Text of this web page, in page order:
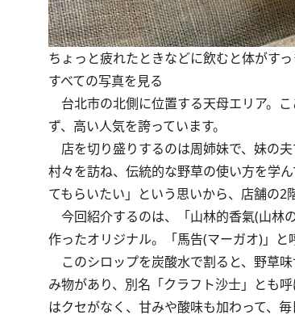
ちょっと疲れたときなどに飲むと体がすっ
すべての写真を見る
台北市の北側に位置する天母エリア。
ず、高い人気を誇っています。
店を切り盛りするのは周姉妹で、妹の
村々を訪ね、伝統的な野草の使い方を学
てもらいたい」という思いから、店舗の2
今回紹介するのは、「山林的香氣(山林
作ったオリジナル。「馬告(マーガオ)」と
このシロップを炭酸水で割ると、野草
み物があり、別名「クラフト沙士」とも
はクセがなく、甘みや酸味も加わって、